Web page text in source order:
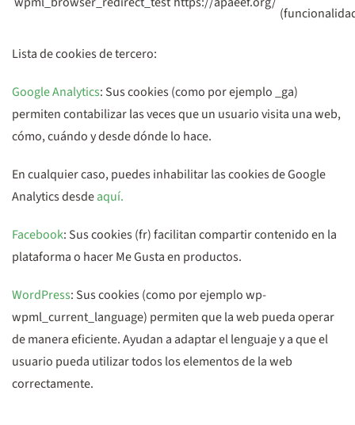
Lista de cookies de tercero:
Google Analytics: Sus cookies (como por ejemplo _ga)
permiten contabilizar las veces que un usuario visita una web,
cómo, cuándo y desde dónde lo hace.
En cualquier caso, puedes inhabilitar las cookies de Google
Analytics desdeaquí.
Facebook: Sus cookies (fr) facilitan compartir contenido en la
plataforma o hacer Me Gusta en productos.
WordPress: Sus cookies (como por ejemplo wp-
wpml_current_language) permiten que la web pueda operar
de manera eficiente. Ayudan a adaptar el lenguaje y a que el
usuario pueda utilizar todos los elementos de la web
correctamente.